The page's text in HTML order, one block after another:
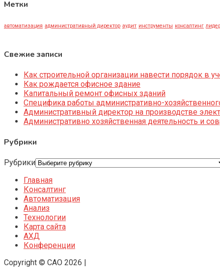
Метки
автоматизация административный директор аудит инструменты консалтинг
Свежие записи
Как строительной организации навести порядок в
Как рождается офисное здание
Капитальный ремонт офисных зданий
Специфика работы административно-
Административный директор на производстве
Административно хозяйственная деятельность и
Рубрики
Рубрики
Главная
Консалтинг
Автоматизация
Анализ
Технологии
Карта сайта
АХД
Конференции
Copyright © CAO 2026 |